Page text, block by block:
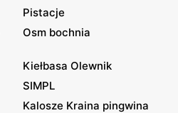
Pistacje
Osm bochnia
Kiełbasa Olewnik
SIMPL
Kalosze Kraina pingwina